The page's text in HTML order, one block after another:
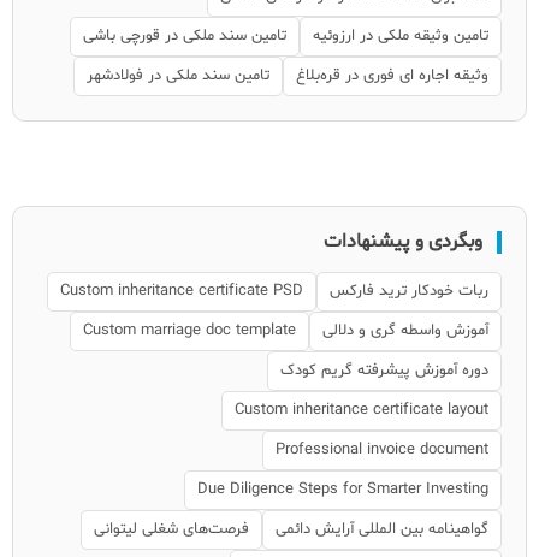
تامین وثیقه ملکی در ارزوئیه
تامین سند ملکی در قورچی باشی
وثیقه اجاره ای فوری در قره‌بلاغ
تامین سند ملکی در فولادشهر
وبگردی و پیشنهادات
ربات خودکار ترید فارکس
Custom inheritance certificate PSD
آموزش واسطه گری و دلالی
Custom marriage doc template
دوره آموزش پیشرفته گریم کودک
Custom inheritance certificate layout
Professional invoice document
Due Diligence Steps for Smarter Investing
گواهینامه بین المللی آرایش دائمی
فرصت‌های شغلی لیتوانی